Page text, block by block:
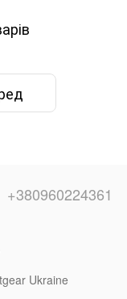
+380960224361
Ukraine